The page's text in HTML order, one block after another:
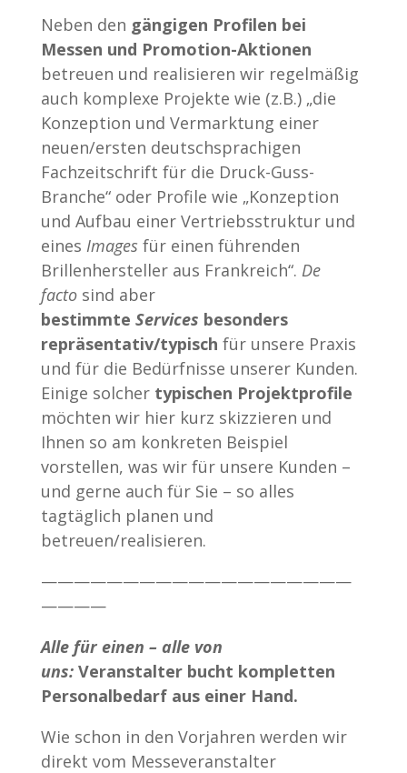
Neben den gängigen Profilen bei
Messen und Promotion-Aktionen
betreuen und realisieren wir regelmäßig
auch komplexe Projekte wie (z.B.) „die
Konzeption und Vermarktung einer
neuen/ersten deutschsprachigen
Fachzeitschrift für die Druck-Guss-
Branche“ oder Profile wie „Konzeption
und Aufbau einer Vertriebsstruktur und
eines Images für einen führenden
Brillenhersteller aus Frankreich“. De
factosind aber
bestimmte Services besonders
repräsentativ/typisch für unsere Praxis
und für die Bedürfnisse unserer Kunden.
Einige solcher typischen Projektprofile
möchten wir hier kurz skizzieren und
Ihnen so am konkreten Beispiel
vorstellen, was wir für unsere Kunden –
und gerne auch für Sie – so alles
tagtäglich planen und
betreuen/realisieren.
———————————————————
————
Alle für einen – alle von
uns:Veranstalter bucht kompletten
Personalbedarf aus einer Hand.
Wie schon in den Vorjahren werden wir
direkt vom Messeveranstalter